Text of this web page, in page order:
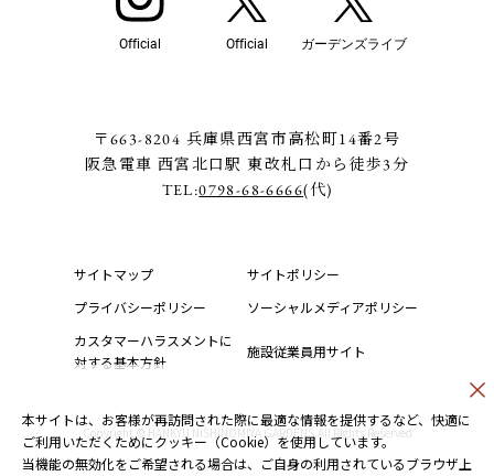
本サイトは、お客様が再訪問された際に最適な情報を提供するなど、快適に
ご利用いただくためにクッキー（Cookie）を使用しています。
当機能の無効化をご希望される場合は、ご自身の利用されているブラウザ上
Official Official ガーデンズライブ
〒663-8204 兵庫県西宮市高松町14番2号
阪急電車 西宮北口駅 東改札口から徒歩3分
TEL:0798-68-6666(代)
サイトマップ
サイトポリシー
プライバシーポリシー
ソーシャルメディアポリシー
カスタマーハラスメントに
対する基本方針
施設従業員用サイト
Copyright © HANKYU NISHINOMIYA GARDENS.All Rights Reserved